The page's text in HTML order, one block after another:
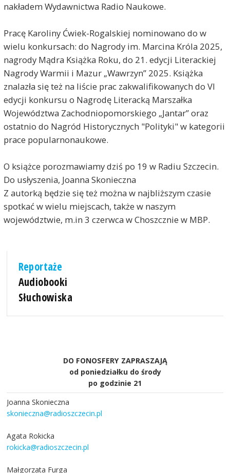
nakładem Wydawnictwa Radio Naukowe.
Pracę Karoliny Ćwiek-Rogalskiej nominowano do w
wielu konkursach: do Nagrody im. Marcina Króla 2025,
nagrody Mądra Książka Roku, do 21. edycji Literackiej
Nagrody Warmii i Mazur „Wawrzyn” 2025. Książka
znalazła się też na liście prac zakwalifikowanych do VI
edycji konkursu o Nagrodę Literacką Marszałka
Województwa Zachodniopomorskiego „Jantar” oraz
ostatnio do Nagród Historycznych "Polityki" w kategorii
prace popularnonaukowe.
O książce porozmawiamy dziś po 19 w Radiu Szczecin.
Do usłyszenia, Joanna Skonieczna
Z autorką będzie się też można w najbliższym czasie
spotkać w wielu miejscach, także w naszym
województwie, m.in 3 czerwca w Choszcznie w MBP.
Reportaże
Audiobooki
Słuchowiska
DO FONOSFERY ZAPRASZAJĄ
od poniedziałku do środy
po godzinie 21
Joanna Skonieczna
skonieczna@radioszczecin.pl
Agata Rokicka
rokicka@radioszczecin.pl
Małgorzata Furga